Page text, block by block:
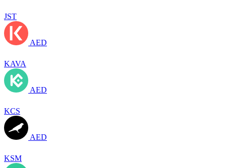
JST
AED
KAVA
AED
KCS
AED
KSM